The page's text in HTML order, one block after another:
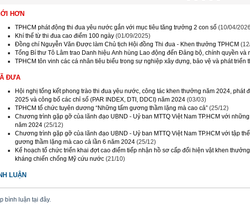
HƠN
TPHCM phát động thi đua yêu nước gắn với mục tiêu tăng trưởng 2 con số(10/04/
Khí thế từ thi đua cao điểm 100 ngày(01/09/2025)
Đồng chí Nguyễn Văn Được làm Chủ tịch Hội đồng Thi đua - Khen thưởng TPHCM
Tổng Bí thư Tô Lâm trao Danh hiệu Anh hùng Lao động đến Đảng bộ, chính quyền và
TPHCM tôn vinh các cá nhân tiêu biểu trong sự nghiệp xây dựng, bảo vệ và phát triển
ĐƯA
Hội nghị tổng kết phong trào thi đua yêu nước, công tác khen thưởng năm 2024, phát
2025 và công bố các chỉ số (PAR INDEX, DTI, DDCI) năm 2024(03/03)
TPHCM tổ chức tuyên dương “Những tấm gương thầm lặng mà cao cả”(25/12)
Chương trình gặp gỡ của lãnh đạo UBND - Uỷ ban MTTQ Việt Nam TP.HCM với
năm 2024(25/12)
Chương trình gặp gỡ của lãnh đạo UBND - Uỷ ban MTTQ Việt Nam TP.HCM với tập
gương thầm lặng mà cao cả lần 6 năm 2024(25/12)
Kế hoạch tổ chức triển khai đợt cao điểm tiếp nhận hồ sơ cấp đổi hiện vật khen
kháng chiến chống Mỹ cứu nước(21/10)
LUẬN